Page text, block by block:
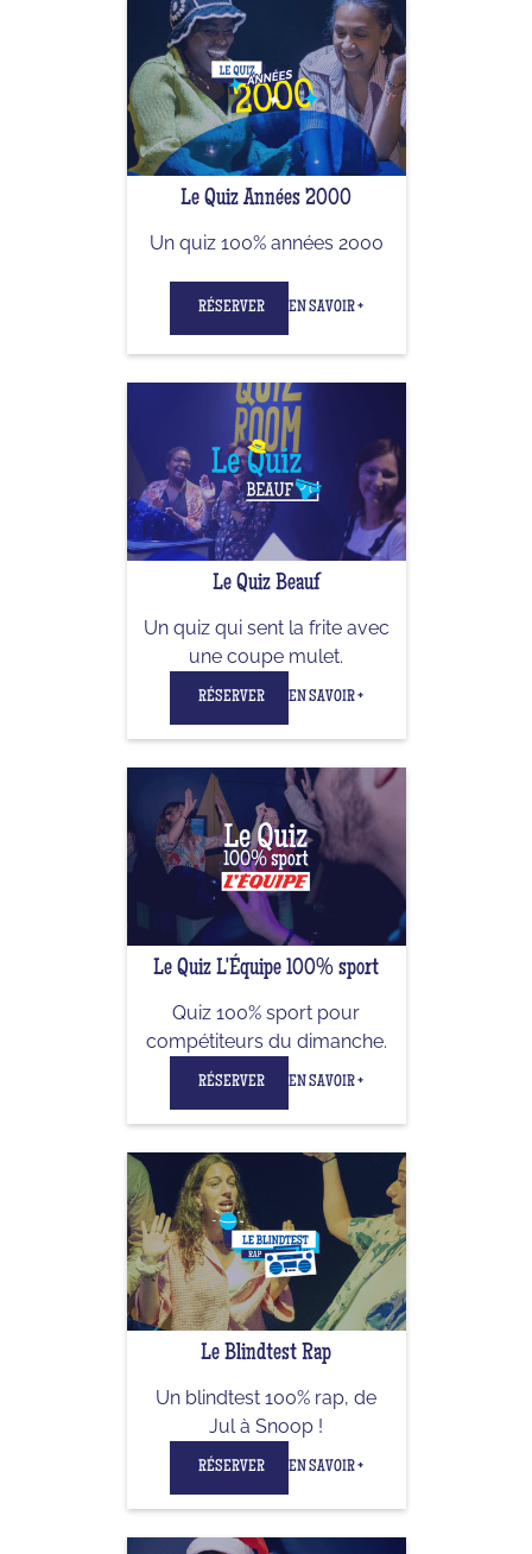
Le Quiz Années 2000
Un quiz 100% années 2000
RÉSERVER EN SAVOIR +
Le Quiz Beauf
Un quiz qui sent la frite avec
une coupe mulet.
RÉSERVER EN SAVOIR +
Le Quiz L'Équipe 100% sport
Quiz 100% sport pour
compétiteurs du dimanche.
RÉSERVER EN SAVOIR +
Le Blindtest Rap
Un blindtest 100% rap, de
Jul à Snoop !
RÉSERVER EN SAVOIR +